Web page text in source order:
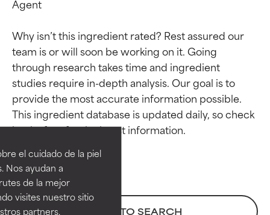
el cuidado de la piel
Nos ayudan a
de la mejor
visites nuestro sitio
partners,
Agent
Why isn’t this ingredient rated? Rest assured our
team is or will soon be working on it. Going
through research takes time and ingredient
studies require in-depth analysis. Our goal is to
provide the most accurate information possible.
This ingredient database is updated daily, so check
BACK TO SEARCH
Calificaciones de
ingredientes
EXCELENTE
Ingrediente sobresaliente con
beneficios reales para la piel. Su
eficacia está demostrada y
Calificaciones de
ingredientes
EXCELENTE
Ingrediente sobresaliente con
beneficios reales para la piel. Su
eficacia está demostrada y